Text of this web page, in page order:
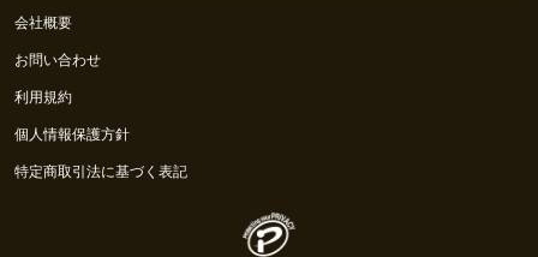
会社概要
お問い合わせ
利用規約
個人情報保護方針
特定商取引法に基づく表記